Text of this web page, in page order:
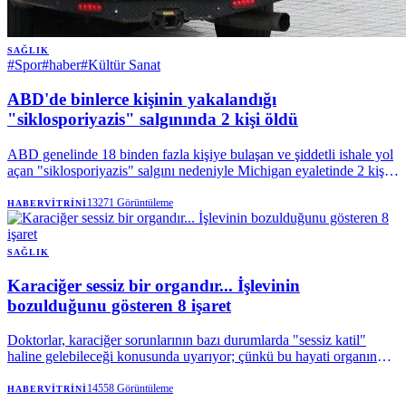
SAĞLIK
#Spor#haber#Kültür Sanat
ABD'de binlerce kişinin yakalandığı
"siklosporiyazis" salgınında 2 kişi öldü
ABD genelinde 18 binden fazla kişiye bulaşan ve şiddetli ishale yol
açan "siklosporiyazis" salgını nedeniyle Michigan eyaletinde 2 kişi
HABERVITRINI13271 Görüntüleme
SAĞLIK
Karaciğer sessiz bir organdır... İşlevinin
bozulduğunu gösteren 8 işaret
Doktorlar, karaciğer sorunlarının bazı durumlarda "sessiz katil"
haline gelebileceği konusunda uyarıyor; çünkü bu hayati organın
gelene kadar tespit edilmesi zordur.
HABERVITRINI14558 Görüntüleme